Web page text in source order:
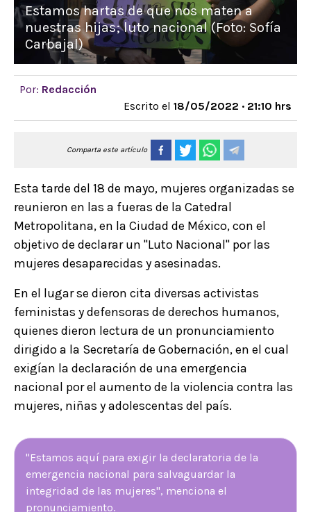
Estamos hartas de que nos maten a
nuestras hijas; luto nacional (Foto: Sofía
Carbajal)
Por: Redacción
Escrito el 18/05/2022 · 21:10 hrs
Comparta este artículo
Esta tarde del 18 de mayo, mujeres organizadas se
reunieron en las a fueras de la Catedral
Metropolitana, en la Ciudad de México, con el
objetivo de declarar un "Luto Nacional" por las
mujeres desaparecidas y asesinadas.
En el lugar se dieron cita diversas activistas
feministas y defensoras de derechos humanos,
quienes dieron lectura de un pronunciamiento
dirigido a la Secretaría de Gobernación, en el cual
exigían la declaración de una emergencia
nacional por el aumento de la violencia contra las
mujeres, niñas y adolescentas del país.
"Estamos aquí para exigir la declaratoria de la
emergencia nacional para salvaguardar la
integridad de las mujeres", menciona el
pronunciamiento.